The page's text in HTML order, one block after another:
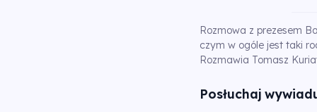
Rozmowa z prezesem
czym w ogóle jest taki
Rozmawia Tomasz
Posłuchaj